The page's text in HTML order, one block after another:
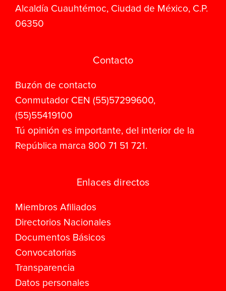
Alcaldía Cuauhtémoc, Ciudad de México, C.P.
06350
Contacto
Buzón de contacto
Conmutador CEN (55)57299600,
(55)55419100
Tú opinión es importante, del interior de la
República marca 800 71 51 721.
Enlaces directos
Miembros Afiliados
Directorios Nacionales
Documentos Básicos
Convocatorias
Transparencia
Datos personales